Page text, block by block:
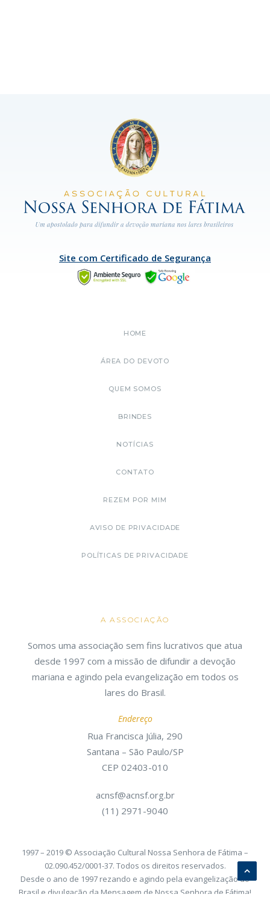
Site com Certificado de Segurança
HOME
ÁREA DO DEVOTO
QUEM SOMOS
BRINDES
NOTÍCIAS
CONTATO
REZEM POR MIM
AVISO DE PRIVACIDADE
POLÍTICAS DE PRIVACIDADE
A ASSOCIAÇÃO
Somos uma associação sem fins lucrativos que atua
desde 1997 com a missão de difundir a devoção
mariana e agindo pela evangelização em todos os
lares do Brasil.
Endereço
Rua Francisca Júlia, 290
Santana – São Paulo/SP
CEP 02403-010
acnsf@acnsf.org.br
(11) 2971-9040
1997 – 2019 © Associação Cultural Nossa Senhora de Fátima –
02.090.452/0001-37. Todos os direitos reservados.
Desde o ano de 1997 rezando e agindo pela evangelização do
Brasil e divulgação da Mensagem de Nossa Senhora de Fátima!